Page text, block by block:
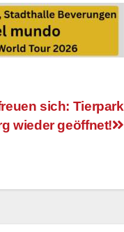
sich: Tierpark
wieder geöffnet!